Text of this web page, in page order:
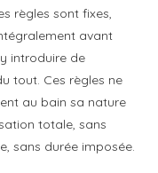
règles sont fixes,
avant
introduire de
tout. Ces règles ne
au bain sa nature
totale, sans
sans durée imposée.